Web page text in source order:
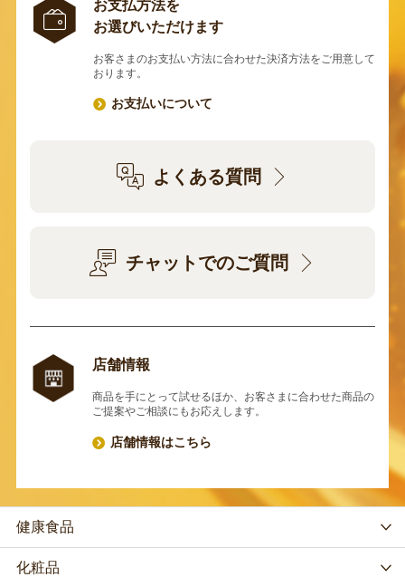
お支払方法を
お選びいただけます
お客さまのお支払い方法に合わせた決済方法をご用意して
おります。
お支払いについて
よくある質問
チャットでのご質問
店舗情報
商品を手にとって試せるほか、お客さまに合わせた商品の
ご提案やご相談にもお応えします。
店舗情報はこちら
健康食品
化粧品